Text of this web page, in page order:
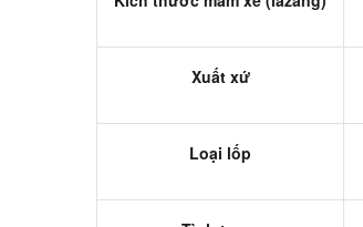
Xuất xứ
Loại lốp